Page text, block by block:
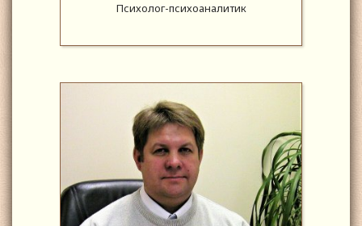
Психолог-психоаналитик